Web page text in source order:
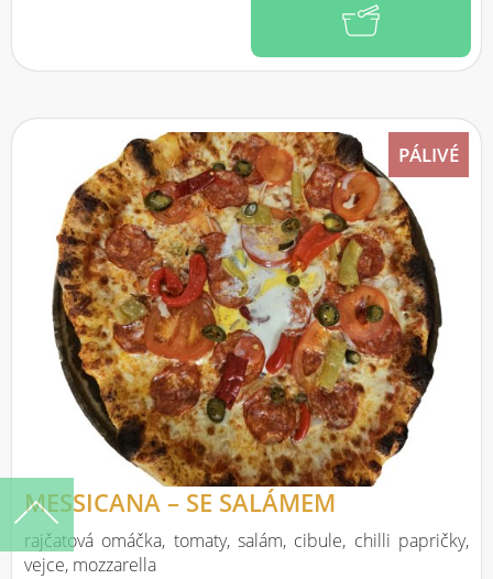
PÁLIVÉ
MESSICANA – SE SALÁMEM
rajčatová omáčka, tomaty, salám, cibule, chilli papričky,
vejce, mozzarella